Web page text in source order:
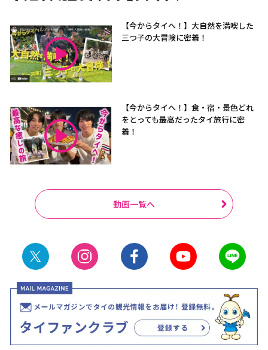
【今からタイへ！】大自然を満喫した
三つ子の大冒険に密着！
【今からタイへ！】食・宿・景色どれ
をとっても最高だったタイ旅行に密
着！
動画一覧へ